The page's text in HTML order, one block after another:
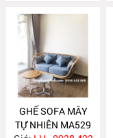
GHẾ SOFA MÂY
TỰ NHIÊN MA529